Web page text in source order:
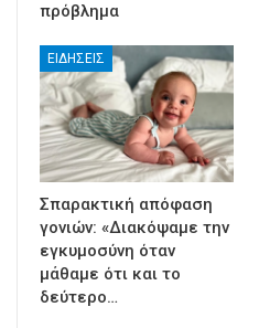
πρόβλημα
ΕΙΔΉΣΕΙΣ
Σπαρακτική απόφαση
γονιών: «Διακόψαμε την
εγκυμοσύνη όταν
μάθαμε ότι και το
δεύτερο…